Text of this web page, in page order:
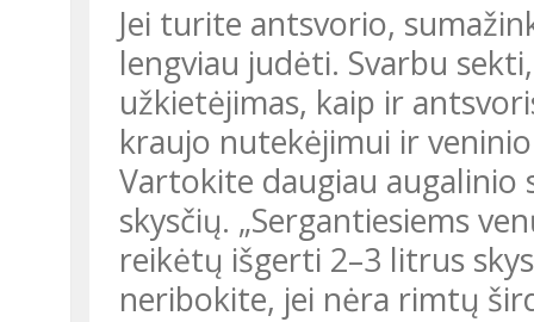
Jei turite antsvorio,
lengviau judėti. Svarbu
užkietėjimas, kaip ir
kraujo nutekėjimui ir
Vartokite daugiau augalinio
skysčių. „Sergantiesiems
reikėtų išgerti 2–3 litrus
neribokite, jei nėra rimtų